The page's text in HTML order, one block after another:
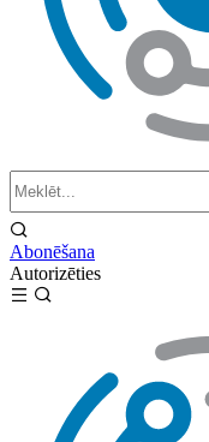
Abonēšana
Autorizēties